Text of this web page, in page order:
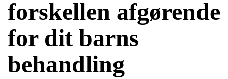
forskellen afgørende
for dit barns
behandling